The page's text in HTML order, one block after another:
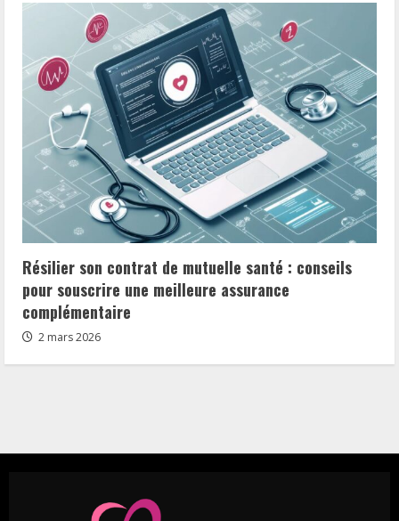
Résilier son contrat de mutuelle santé : conseils
pour souscrire une meilleure assurance
complémentaire
2 mars 2026